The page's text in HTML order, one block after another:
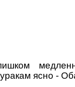
ясно -